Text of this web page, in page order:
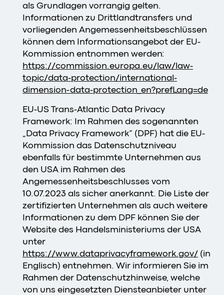
als Grundlagen vorrangig gelten.
Informationen zu Drittlandtransfers und
vorliegenden Angemessenheitsbeschlüssen
können dem Informationsangebot der EU-
Kommission entnommen werden:
https://commission.europa.eu/law/law-
topic/data-protection/international-
dimension-data-protection_en?prefLang=de
EU-US Trans-Atlantic Data Privacy
Framework: Im Rahmen des sogenannten
„Data Privacy Framework“ (DPF) hat die EU-
Kommission das Datenschutzniveau
ebenfalls für bestimmte Unternehmen aus
den USA im Rahmen des
Angemessenheitsbeschlusses vom
10.07.2023 als sicher anerkannt. Die Liste der
zertifizierten Unternehmen als auch weitere
Informationen zu dem DPF können Sie der
Website des Handelsministeriums der USA
unter
https://www.dataprivacyframework.gov/ (in
Englisch) entnehmen. Wir informieren Sie im
Rahmen der Datenschutzhinweise, welche
von uns eingesetzten Diensteanbieter unter